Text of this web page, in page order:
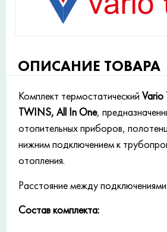
ОПИСАНИЕ ТОВАРА
Комплект термостатический Vario
TWINS, All In One,
отопительных приборов,
нижним подключением к
отопления.
Расстояние между
Состав комплекта: